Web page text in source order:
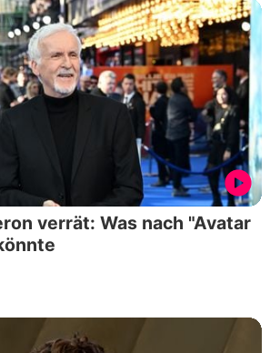
verrät: Was nach "Avatar